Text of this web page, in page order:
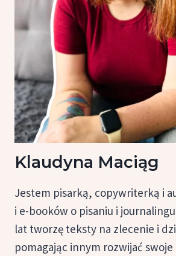
Klaudyna Maciąg
Jestem pisarką, copywriterką i
i e-booków o pisaniu i
lat tworzę teksty na zlecenie i
pomagając innym rozwijać